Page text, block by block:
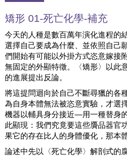
矯形 01-死亡化學-補充
今天的人種是數百萬年演化進程的
選擇自己要成為什麼、並依照自己
們開始有可能以外掛方式恣意嫁接
無固定的外顯特徵。〈矯形〉以此
的進展提出反論。
將這提問迴向於自己不斷尋獵的各
為自身本體無法被恣意實驗，才選
機器以輔具身分接近—用一種替身
此顯現：我們究竟要這些贗品器官
果它的存在比人的身體優化，那本
論述中先以〈死亡化學〉解剖式的